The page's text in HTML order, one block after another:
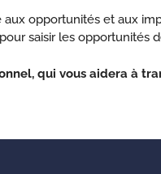
opportunités et aux
saisir les opportunités
qui vous aidera à